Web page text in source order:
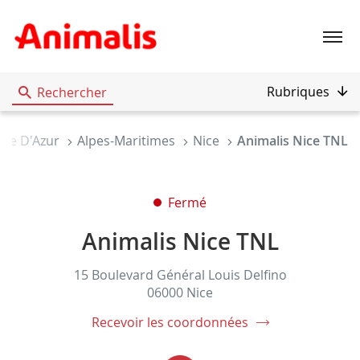
Menu
Rechercher Rubriques
D'Azur Alpes-Maritimes Nice Animalis Nice TNL
Fermé
Animalis Nice TNL
15 Boulevard Général Louis Delfino
06000 Nice
Recevoir les coordonnées
du